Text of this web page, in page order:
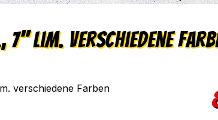
lim. verschiedene